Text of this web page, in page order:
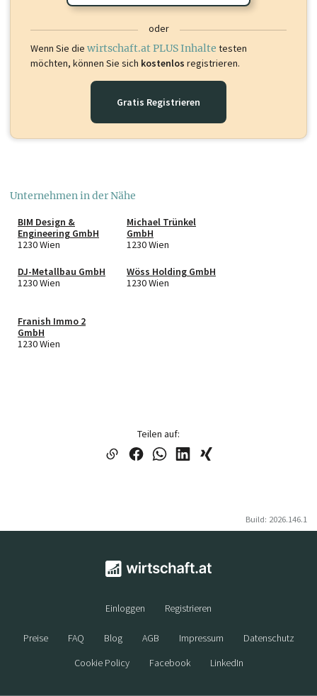
oder
Wenn Sie die wirtschaft.at PLUS Inhalte testen
möchten, können Sie sich kostenlos registrieren.
Gratis Registrieren
Unternehmen in der Nähe
BIM Design &
Engineering GmbH
1230 Wien
Michael Trünkel
GmbH
1230 Wien
DJ-Metallbau GmbH
1230 Wien
Wöss Holding GmbH
1230 Wien
Franish Immo 2
GmbH
1230 Wien
Teilen auf:
Build: 2026.146.1
Einloggen Registrieren
Preise FAQ Blog AGB Impressum
Datenschutz
Cookie Policy
Facebook LinkedIn